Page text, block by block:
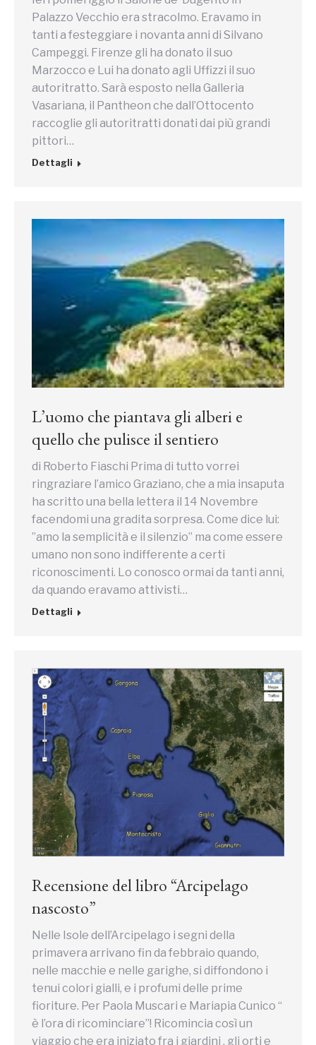
Palazzo Vecchio era stracolmo. Eravamo in
tanti a festeggiare i novanta anni di Silvano
Campeggi. Firenze gli ha donato il suo
Marzocco e Lui ha donato agli Uffizzi il suo
autoritratto. Sarà esposto nella Galleria
Vasariana, il Pantheon che dall’Ottocento
raccoglie gli autoritratti donati dai più grandi
pittori…
Dettagli
L’uomo che piantava gli alberi e
quello che pulisce il sentiero
di Roberto Fiaschi Prima di tutto vorrei
ringraziare l’amico Graziano, che a mia insaputa
ha scritto una bella lettera il 14 Novembre
facendomi una gradita sorpresa. Come dice lui:
”amo la semplicità e il silenzio” ma come essere
umano non sono indifferente a certi
riconoscimenti. Lo conosco ormai da tanti anni,
da quando eravamo attivisti…
Dettagli
Recensione del libro “Arcipelago
nascosto”
Nelle Isole dell’Arcipelago i segni della
primavera arrivano fin da febbraio quando,
nelle macchie e nelle garighe, si diffondono i
tenui colori gialli, e i profumi delle prime
fioriture. Per Paola Muscari e Mariapia Cunico “
è l’ora di ricominciare”! Ricomincia così un
viaggio che era iniziato fra i giardini , gli orti e